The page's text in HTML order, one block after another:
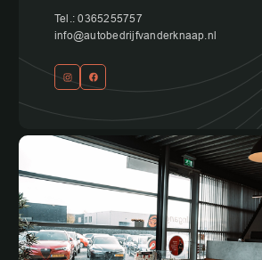
Tel.: 0365255757
info@autobedrijfvanderknaap.nl